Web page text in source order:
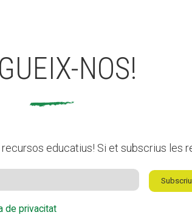
NOS!
educatius! Si et subscrius les
de privacitat